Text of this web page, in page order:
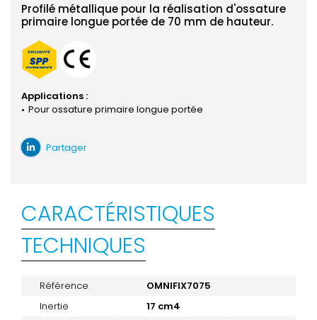
Profilé métallique pour la réalisation d'ossature
primaire longue portée de 70 mm de hauteur.
Applications :
Pour ossature primaire longue portée
Partager
CARACTÉRISTIQUES
TECHNIQUES
Référence
OMNIFIX7075
Inertie
17 cm4